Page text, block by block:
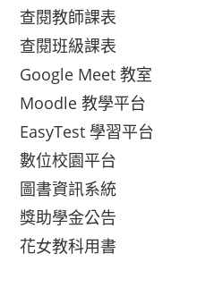
查閱教師課表
查閱班級課表
Google Meet 教室
Moodle 教學平台
EasyTest 學習平台
數位校園平台
圖書資訊系統
獎助學金公告
花女教科用書